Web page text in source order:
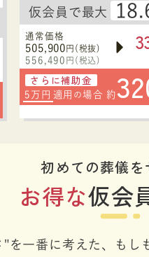
仮会員で最大
通常価格
505,900 円(税抜)
556,490 円(税込)
さらに補助金
5万円 適用 の 場合 約
初めての葬儀を
お得な仮会
を一番に考えた、 もし